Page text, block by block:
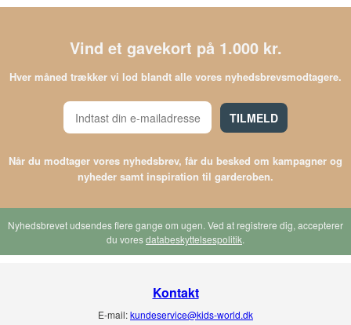
Vind et gavekort på 1.000 kr.
Hver måned trækker vi lod blandt alle vores nyhedsbrevsmodtagere.
TILMELD
Når du modtager vores nyhedsbrev, får du besked om kampagner og
nyheder samt inspiration til garderoben.
Nyhedsbrevet udsendes flere gange om ugen. Ved at registrere dig, accepterer
du voresdatabeskyttelsespolitik.
Kontakt
E-mail:kundeservice@kids-world.dk